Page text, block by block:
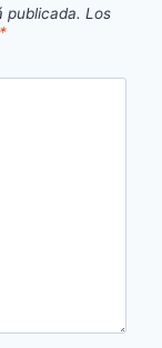
publicada. Los
*